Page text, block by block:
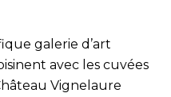
galerie d’art
avec les cuvées
Vignelaure